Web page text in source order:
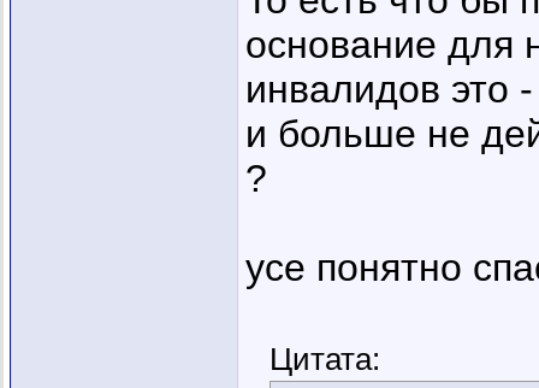
основание для
инвалидов это
и больше не
?
усе понятно
Цитата: